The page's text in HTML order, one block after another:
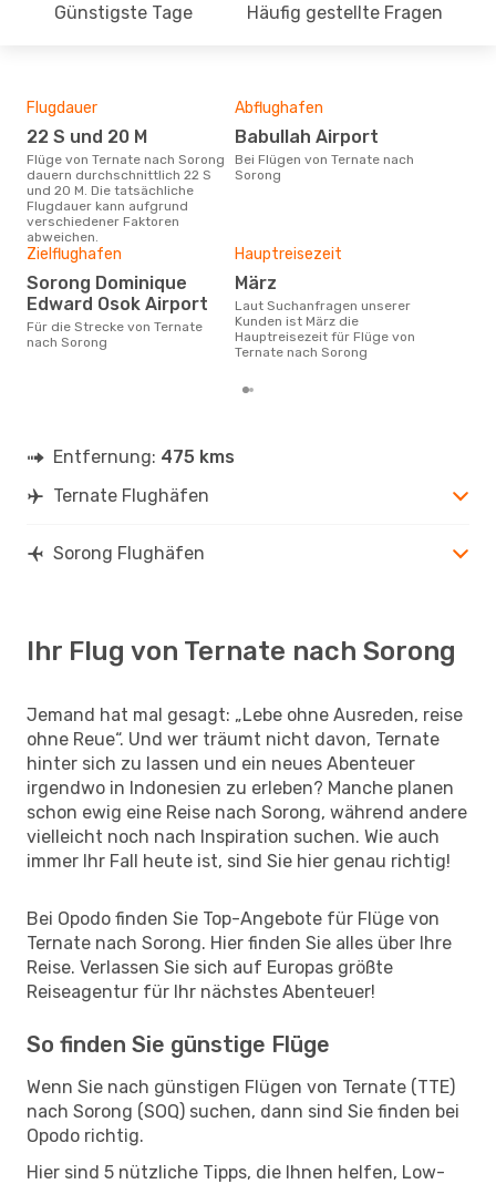
Günstigste Tage Häufig gestellte Fragen
Flugdauer
22 S und 20 M
Flüge von Ternate nach Sorong
dauern durchschnittlich 22 S
und 20 M. Die tatsächliche
Flugdauer kann aufgrund
verschiedener Faktoren
abweichen.
Abflughafen
Babullah Airport
Bei Flügen von Ternate nach
Sorong
Zielflughafen
Sorong Dominique
Edward Osok Airport
Für die Strecke von Ternate
nach Sorong
Hauptreisezeit
März
Laut Suchanfragen unserer
Kunden ist März die
Hauptreisezeit für Flüge von
Ternate nach Sorong
Entfernung: 475 kms
Ternate Flughäfen
Sorong Flughäfen
Ihr Flug von Ternate nach Sorong
Jemand hat mal gesagt: „Lebe ohne Ausreden, reise
ohne Reue“. Und wer träumt nicht davon, Ternate
hinter sich zu lassen und ein neues Abenteuer
irgendwo in Indonesien zu erleben? Manche planen
schon ewig eine Reise nach Sorong, während andere
vielleicht noch nach Inspiration suchen. Wie auch
immer Ihr Fall heute ist, sind Sie hier genau richtig!
Bei Opodo finden Sie Top-Angebote für Flüge von
Ternate nach Sorong. Hier finden Sie alles über Ihre
Reise. Verlassen Sie sich auf Europas größte
Reiseagentur für Ihr nächstes Abenteuer!
So finden Sie günstige Flüge
Wenn Sie nach günstigen Flügen von Ternate (TTE)
nach Sorong (SOQ) suchen, dann sind Sie finden bei
Opodo richtig.
Hier sind 5 nützliche Tipps, die Ihnen helfen, Low-